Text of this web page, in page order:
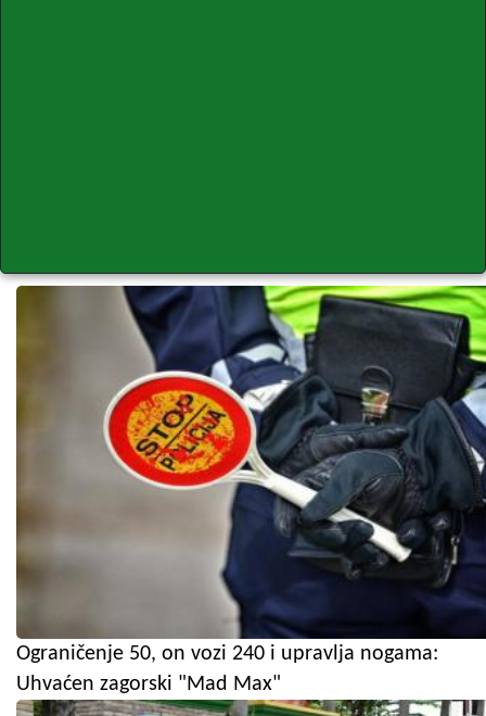
Ograničenje 50, on vozi 240 i upravlja nogama:
Uhvaćen zagorski "Mad Max"